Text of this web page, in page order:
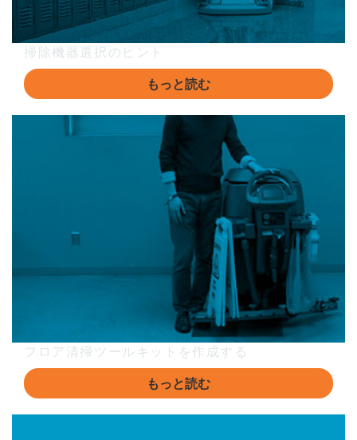
掃除機器選択のヒント
もっと読む
フロア清掃ツールキットを作成する
もっと読む